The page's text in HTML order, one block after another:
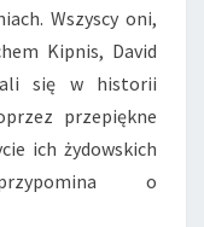
Wszyscy oni,
Kipnis, David
się w historii
przepiękne
ich żydowskich
o